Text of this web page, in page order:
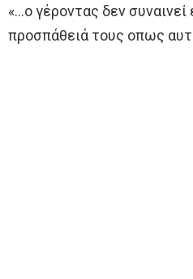
«…ο γέροντας δεν
προσπάθειά τoυς oπως